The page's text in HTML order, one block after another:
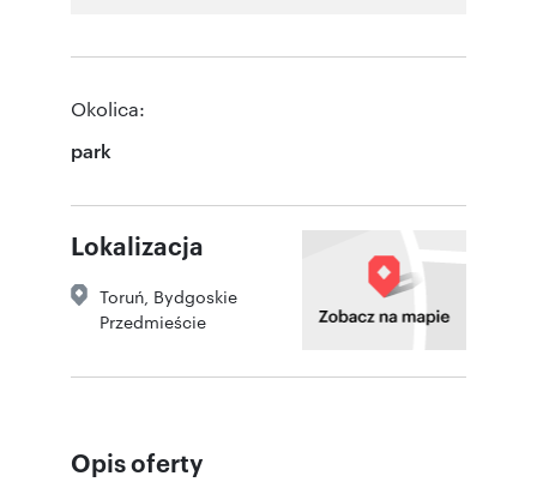
Okolica:
park
Lokalizacja
Toruń Bydgoskie
Przedmieście
Opis oferty